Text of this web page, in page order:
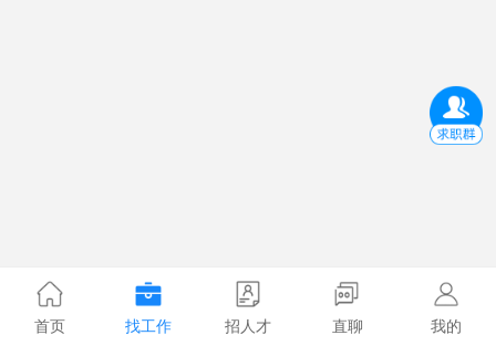
首页 找工作 招人才 直聊 我的